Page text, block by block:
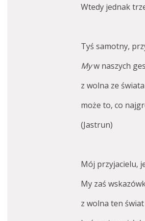
Wtedy jednak
Tyś samotny,
Myw naszych
z wolna ze
może to, co
(Jastrun)
Mój przyjacielu,
My zaś
z wolna ten